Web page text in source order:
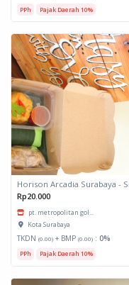
PPh Pajak Daerah 10%
Rp20.000
pt. metropolitan gol...
Kota Surabaya
TKDN (0.00) + BMP (0.00) : 0%
PPh Pajak Daerah 10%